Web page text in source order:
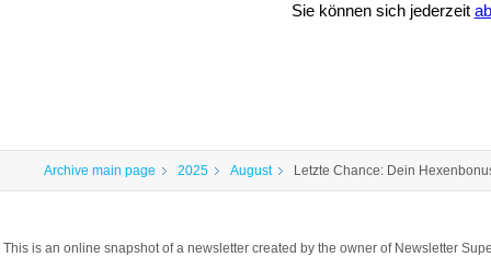
Sie können sich jederzeit
Archive main page 2025 August Letzte Chance: Dein
This is an online snapshot of a newsletter created by the owner of Newsletter